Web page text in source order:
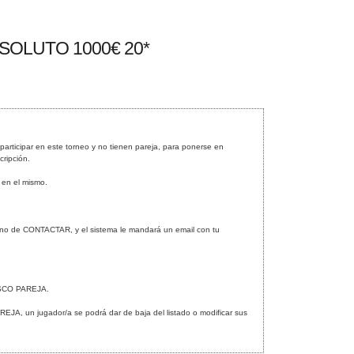
1000€ 20*
en este torneo y no tienen pareja, para ponerse en
el mismo.
de CONTACTAR, y el sistema le mandará un email con tu
PAREJA.
un jugador/a se podrá dar de baja del listado o modificar sus